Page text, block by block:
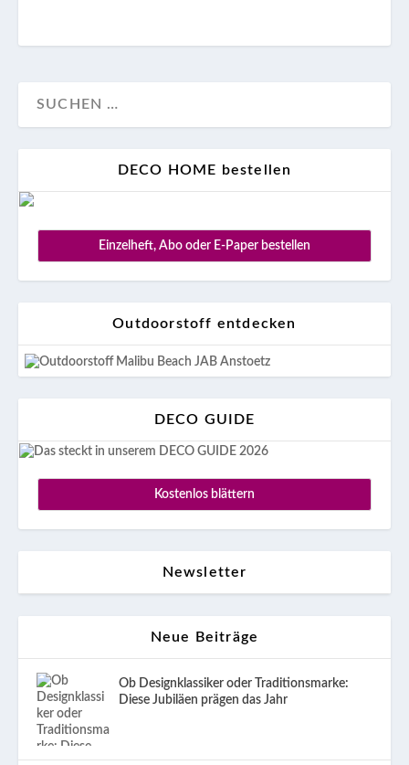
DECO HOME bestellen
Einzelheft, Abo oder E-Paper bestellen
Outdoorstoff entdecken
DECO GUIDE
Kostenlos blättern
Newsletter
Neue Beiträge
Ob Designklassiker oder Traditionsmarke:
Diese Jubiläen prägen das Jahr